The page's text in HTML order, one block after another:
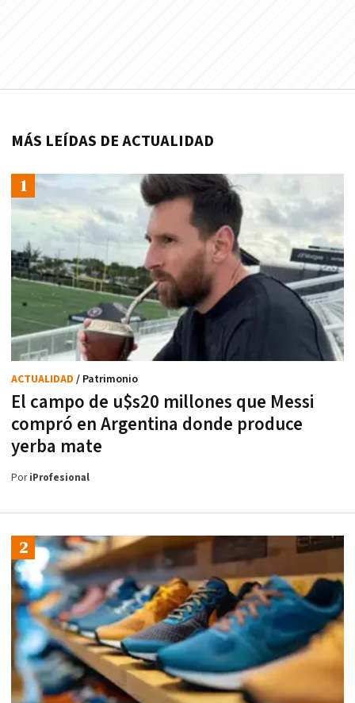
MÁS LEÍDAS DE ACTUALIDAD
El campo de u$s20 millones que Messi
compró en Argentina donde produce
yerba mate
ACTUALIDAD / Patrimonio
PoriProfesional